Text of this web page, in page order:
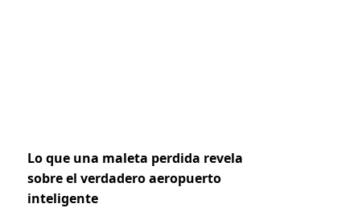
Lo que una maleta perdida revela
sobre el verdadero aeropuerto
inteligente